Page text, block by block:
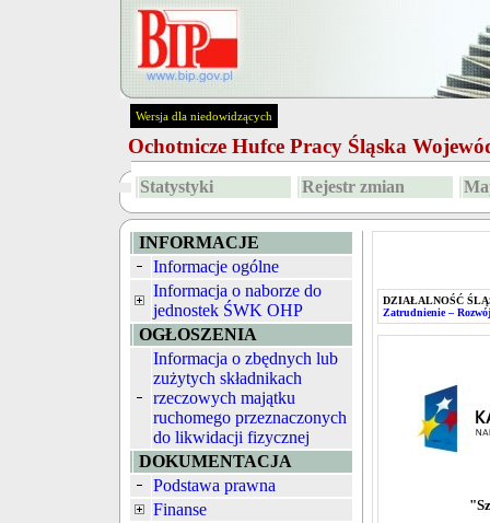
Wersja dla niedowidzących
Ochotnicze Hufce Pracy Śląska
Statystyki Rejestr zmian
INFORMACJE
Informacje ogólne
Informacja o naborze do
jednostek ŚWK OHP
OGŁOSZENIA
Informacja o zbędnych lub
zużytych składnikach
rzeczowych majątku
ruchomego przeznaczonych
do likwidacji fizycznej
DOKUMENTACJA
Podstawa prawna
Finanse
DZIAŁALNOŚĆ
Zatrudnienie –